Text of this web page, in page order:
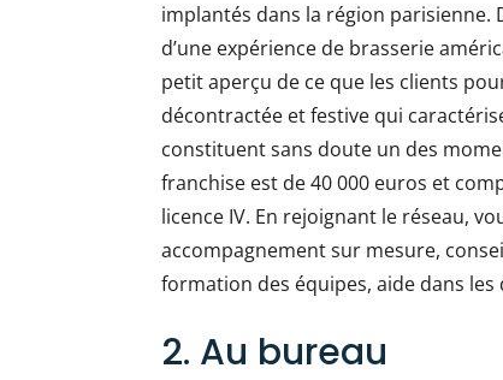
implantés dans la région
d’une expérience de brasserie
petit aperçu de ce que les clients
décontractée et festive qui
constituent sans doute un des
franchise est de 40 000 euros et
licence IV. En rejoignant le réseau,
accompagnement sur mesure,
formation des équipes, aide dans
2. Au bureau